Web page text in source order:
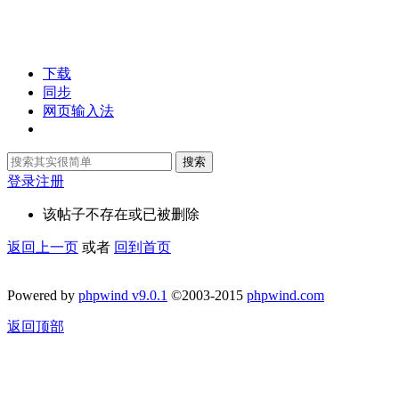
下载
同步
网页输入法
搜索
登录注册
该帖子不存在或已被删除
返回上一页 或者 回到首页
Powered by phpwind v9.0.1 ©2003-2015 phpwind.com
返回顶部